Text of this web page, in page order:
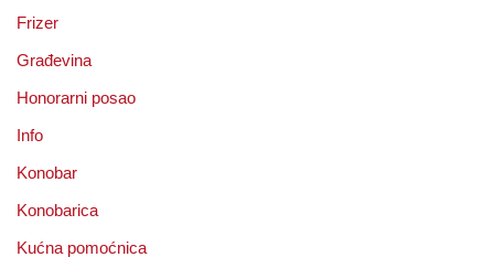
Frizer
Građevina
Honorarni posao
Info
Konobar
Konobarica
Kućna pomoćnica